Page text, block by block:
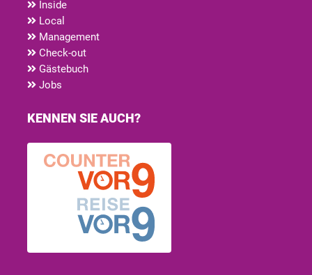
Inside
Local
Management
Check-out
Gästebuch
Jobs
KENNEN SIE AUCH?